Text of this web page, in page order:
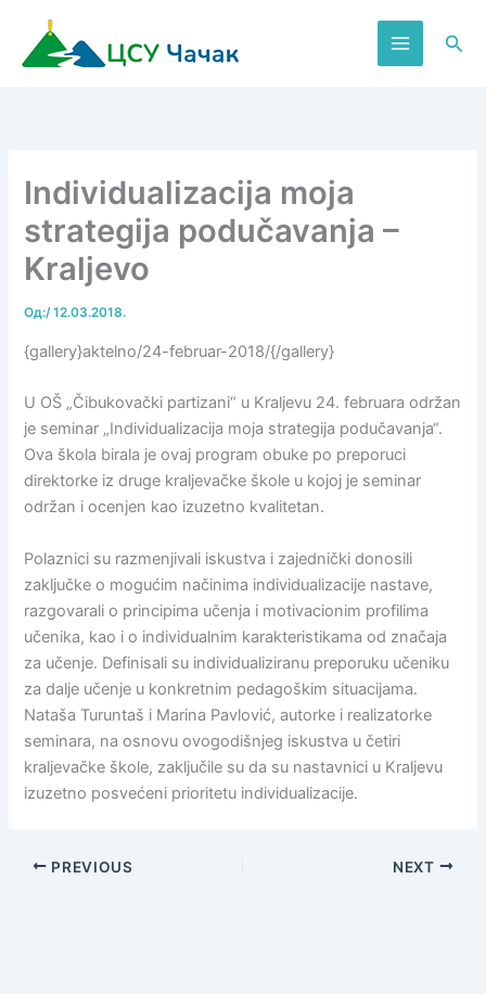
садржај
Individualizacija moja
strategija podučavanja –
Kraljevo
Од:/12.03.2018.
{gallery}aktelno/24-februar-2018/{/gallery}
U OŠ „Čibukovački partizani“ u Kraljevu 24. februara održan
je seminar „Individualizacija moja strategija podučavanja“.
Ova škola birala je ovaj program obuke po preporuci
direktorke iz druge kraljevačke škole u kojoj je seminar
održan i ocenjen kao izuzetno kvalitetan.
Polaznici su razmenjivali iskustva i zajednički donosili
zaključke o mogućim načinima individualizacije nastave,
razgovarali o principima učenja i motivacionim profilima
učenika, kao i o individualnim karakteristikama od značaja
za učenje. Definisali su individualiziranu preporuku učeniku
za dalje učenje u konkretnim pedagoškim situacijama.
Nataša Turuntaš i Marina Pavlović, autorke i realizatorke
seminara, na osnovu ovogodišnjeg iskustva u četiri
kraljevačke škole, zaključile su da su nastavnici u Kraljevu
izuzetno posvećeni prioritetu individualizacije.
PREVIOUS NEXT